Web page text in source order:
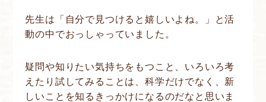
先生は「自分で見つけると嬉しいよね。」と活
動の中でおっしゃっていました。
疑問や知りたい気持ちをもつこと、いろいろ考
えたり試してみることは、科学だけでなく、新
しいことを知るきっかけになるのだなと思いま